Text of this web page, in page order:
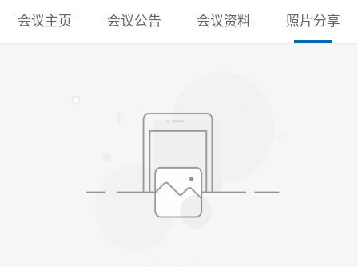
会议主页 会议公告 会议资料 照片分享